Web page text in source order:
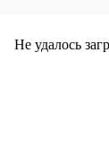
Не удалось